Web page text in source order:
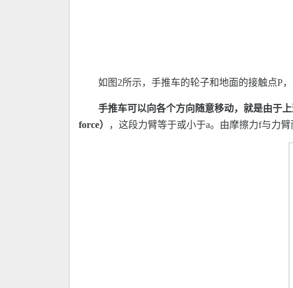
如图2所示，手推车的轮子和地面的接触点P
手推车可以向各个方向随意移动，就是由于
force）
，这段力臂等于或小于a。由摩擦力f与力